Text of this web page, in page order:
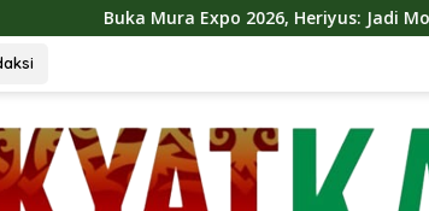
Expo 2026, Heriyus: Jadi Momentum Gerakkan